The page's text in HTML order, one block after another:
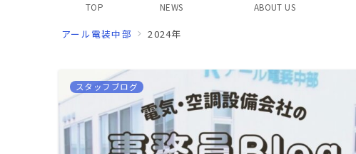
TOP NEWS ABOUT US
アール電装中部 2024年
スタッフブログ